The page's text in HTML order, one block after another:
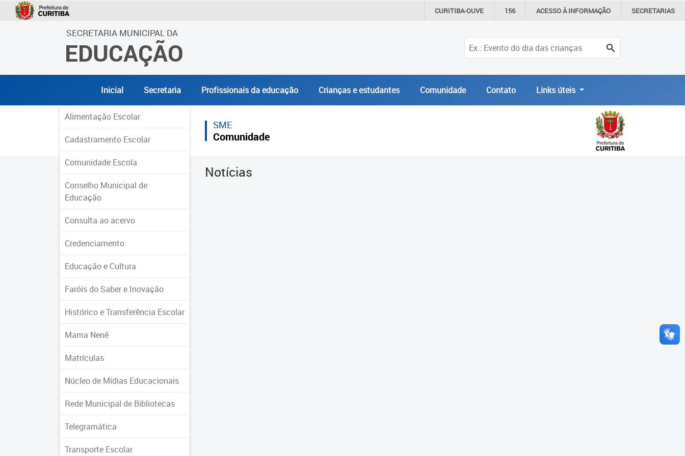
CURITIBA-OUVE 156 ACESSO ÀINFORMAÇÃO SECRETARIAS
SECRETARIA MUNICIPAL DA
EDUCAÇÃO
Inicial Secretaria Profissionais da educação Crianças e estudantes Comunidade Contato Links úteis
Alimentação Escolar
Cadastramento Escolar
Comunidade Escola
Conselho Municipal de
Educação
Consulta ao acervo
Credenciamento
Educação e Cultura
Faróis do Saber e Inovação
Histórico e Transferência Escolar
Mama Nenê
Matrículas
Núcleo de Mídias Educacionais
Rede Municipal de Bibliotecas
Telegramática
Transporte Escolar
SME
Comunidade
Notícias